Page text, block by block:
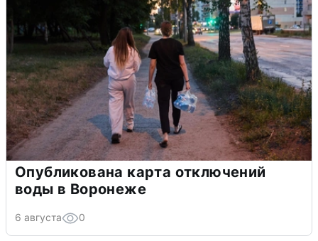
Опубликована карта отключений
воды в Воронеже
6 августа 0